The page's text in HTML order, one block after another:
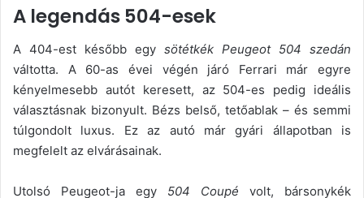
A legendás 504-esek
A 404-est később egy sötétkék Peugeot 504 szedán
váltotta. A 60-as évei végén járó Ferrari már egyre
kényelmesebb autót keresett, az 504-es pedig ideális
választásnak bizonyult. Bézs belső, tetőablak – és semmi
túlgondolt luxus. Ez az autó már gyári állapotban is
megfelelt az elvárásainak.
Utolsó Peugeot-ja egy 504 Coupé volt, bársonykék